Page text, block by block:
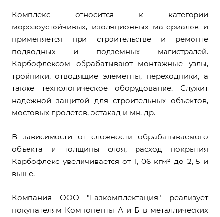
Комплекс относится к категории
морозоустойчивых, изоляционных материалов и
применяется при строительстве и ремонте
подводных и подземных магистралей.
Карбофлексом обрабатывают монтажные узлы,
тройники, отводящие элементы, переходники, а
также технологическое оборудование. Служит
надежной защитой для строительных объектов,
мостовых пролетов, эстакад и мн. др.
В зависимости от сложности обрабатываемого
объекта и толщины слоя, расход покрытия
Карбофлекс увеличивается от 1, 06 кгм² до 2, 5 и
выше.
Компания ООО "Газкомплектация" реализует
покупателям Компоненты А и Б в металлических